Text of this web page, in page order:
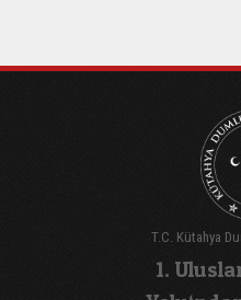
T.C. Kütahya
1.